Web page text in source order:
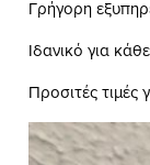
Γρήγορη
Ιδανικό για
Προσιτές τιμές